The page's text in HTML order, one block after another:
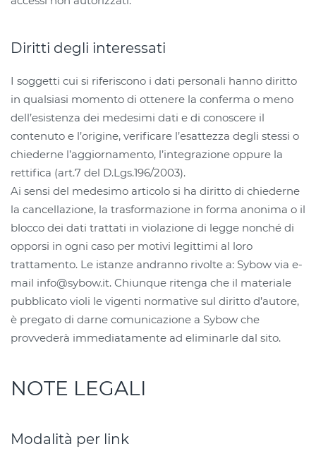
Diritti degli interessati
I soggetti cui si riferiscono i dati personali hanno diritto
in qualsiasi momento di ottenere la conferma o meno
dell’esistenza dei medesimi dati e di conoscere il
contenuto e l’origine, verificare l’esattezza degli stessi o
chiederne l’aggiornamento, l’integrazione oppure la
rettifica (art.7 del D.Lgs.196/2003).
Ai sensi del medesimo articolo si ha diritto di chiederne
la cancellazione, la trasformazione in forma anonima o il
blocco dei dati trattati in violazione di legge nonché di
opporsi in ogni caso per motivi legittimi al loro
trattamento. Le istanze andranno rivolte a: Sybow via e-
mail info@sybow.it. Chiunque ritenga che il materiale
pubblicato violi le vigenti normative sul diritto d’autore,
è pregato di darne comunicazione a Sybow che
provvederà immediatamente ad eliminarle dal sito.
NOTE LEGALI
Modalità per link